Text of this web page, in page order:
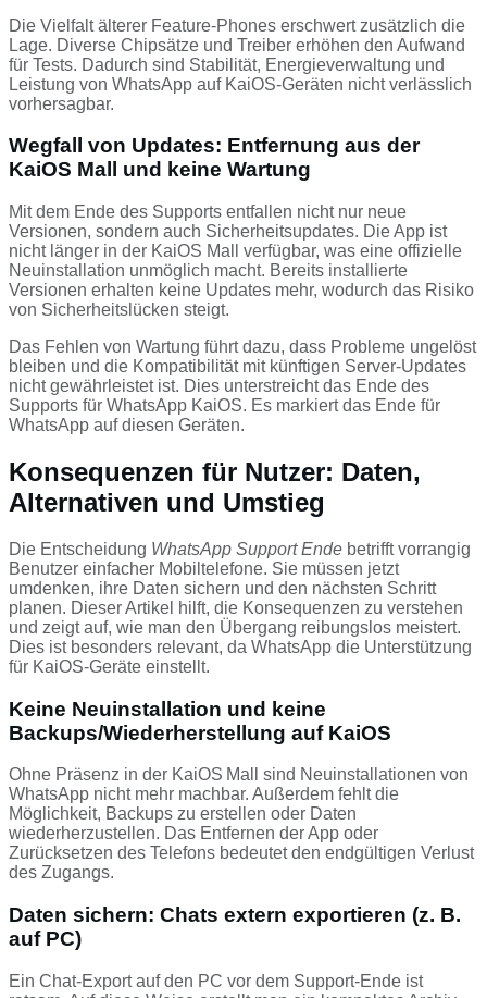
Die Vielfalt älterer Feature-Phones erschwert zusätzlich die
Lage. Diverse Chipsätze und Treiber erhöhen den Aufwand
für Tests. Dadurch sind Stabilität, Energieverwaltung und
Leistung von WhatsApp auf KaiOS-Geräten nicht verlässlich
vorhersagbar.
Wegfall von Updates: Entfernung aus der
KaiOS Mall und keine Wartung
Mit dem Ende des Supports entfallen nicht nur neue
Versionen, sondern auch Sicherheitsupdates. Die App ist
nicht länger in der KaiOS Mall verfügbar, was eine offizielle
Neuinstallation unmöglich macht. Bereits installierte
Versionen erhalten keine Updates mehr, wodurch das Risiko
von Sicherheitslücken steigt.
Das Fehlen von Wartung führt dazu, dass Probleme ungelöst
bleiben und die Kompatibilität mit künftigen Server-Updates
nicht gewährleistet ist. Dies unterstreicht das Ende des
Supports für WhatsApp KaiOS. Es markiert das Ende für
WhatsApp auf diesen Geräten.
Konsequenzen für Nutzer: Daten,
Alternativen und Umstieg
Die Entscheidung WhatsApp Support Ende betrifft vorrangig
Benutzer einfacher Mobiltelefone. Sie müssen jetzt
umdenken, ihre Daten sichern und den nächsten Schritt
planen. Dieser Artikel hilft, die Konsequenzen zu verstehen
und zeigt auf, wie man den Übergang reibungslos meistert.
Dies ist besonders relevant, da WhatsApp die Unterstützung
für KaiOS-Geräte einstellt.
Keine Neuinstallation und keine
Backups/Wiederherstellung auf KaiOS
Ohne Präsenz in der KaiOS Mall sind Neuinstallationen von
WhatsApp nicht mehr machbar. Außerdem fehlt die
Möglichkeit, Backups zu erstellen oder Daten
wiederherzustellen. Das Entfernen der App oder
Zurücksetzen des Telefons bedeutet den endgültigen Verlust
des Zugangs.
Daten sichern: Chats extern exportieren (z. B.
auf PC)
Ein Chat-Export auf den PC vor dem Support-Ende ist